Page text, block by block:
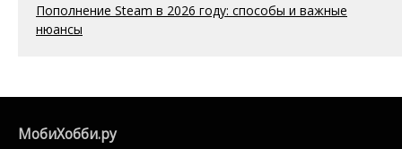
Пополнение Steam в 2026 году: способы и важные
нюансы
МобиХобби.ру